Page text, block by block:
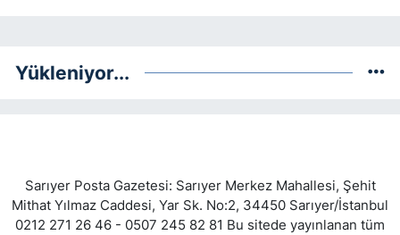
Yükleniyor...
Sarıyer Posta Gazetesi: Sarıyer Merkez Mahallesi, Şehit
Mithat Yılmaz Caddesi, Yar Sk. No:2, 34450 Sarıyer/İstanbul
0212 271 26 46 - 0507 245 82 81 Bu sitede yayınlanan tüm